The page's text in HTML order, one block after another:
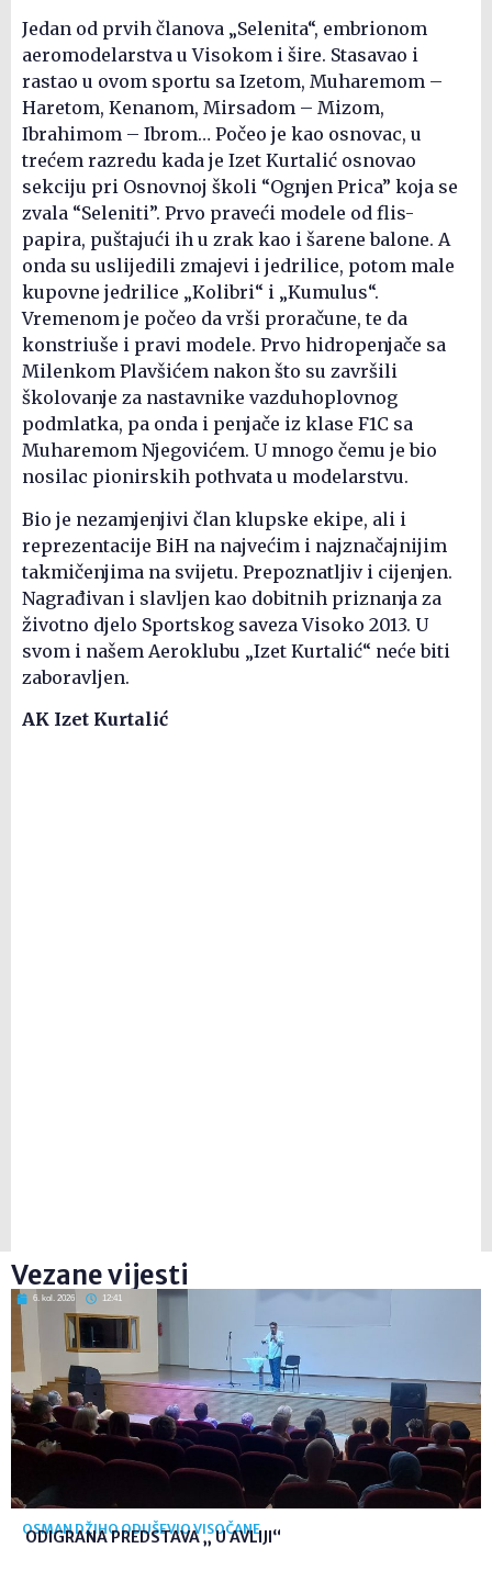
Jedan od prvih članova „Selenita“, embrionom
aeromodelarstva u Visokom i šire. Stasavao i
rastao u ovom sportu sa Izetom, Muharemom –
Haretom, Kenanom, Mirsadom – Mizom,
Ibrahimom – Ibrom… Počeo je kao osnovac, u
trećem razredu kada je Izet Kurtalić osnovao
sekciju pri Osnovnoj školi “Ognjen Prica” koja se
zvala “Seleniti”. Prvo praveći modele od flis-
papira, puštajući ih u zrak kao i šarene balone. A
onda su uslijedili zmajevi i jedrilice, potom male
kupovne jedrilice „Kolibri“ i „Kumulus“.
Vremenom je počeo da vrši proračune, te da
konstriuše i pravi modele. Prvo hidropenjače sa
Milenkom Plavšićem nakon što su završili
školovanje za nastavnike vazduhoplovnog
podmlatka, pa onda i penjače iz klase F1C sa
Muharemom Njegovićem. U mnogo čemu je bio
nosilac pionirskih pothvata u modelarstvu.
Bio je nezamjenjivi član klupske ekipe, ali i
reprezentacije BiH na najvećim i najznačajnijim
takmičenjima na svijetu. Prepoznatljiv i cijenjen.
Nagrađivan i slavljen kao dobitnih priznanja za
životno djelo Sportskog saveza Visoko 2013. U
svom i našem Aeroklubu „Izet Kurtalić“ neće biti
zaboravljen.
AK Izet Kurtalić
Vezane vijesti
6. kol. 2026 12:41
OSMAN DŽIHO ODUŠEVIO VISOČANE
ODIGRANA PREDSTAVA „ U AVLIJI“